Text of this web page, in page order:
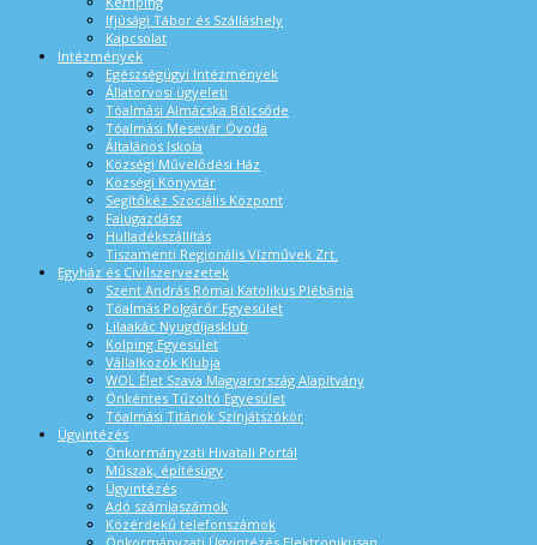
Ifjúsági Tábor és Szálláshely
Kapcsolat
Intézmények
Egészségügyi Intézmények
Állatorvosi ügyeleti
Tóalmási Almácska Bölcsőde
Tóalmási Mesevár Óvoda
Általános Iskola
Községi Művelődési Ház
Községi Könyvtár
Segítőkéz Szociális Központ
Falugazdász
Hulladékszállítás
Tiszamenti Regionális Vízművek Zrt.
Egyház és Civilszervezetek
Szent András Római Katolikus Plébánia
Tóalmás Polgárőr Egyesület
Lilaakác Nyugdíjasklub
Kolping Egyesület
Vállalkozók Klubja
WOL Élet Szava Magyarország Alapítvány
Önkéntes Tűzoltó Egyesület
Tóalmási Titánok Színjátszókör
Ügyintézés
Önkormányzati Hivatali Portál
Műszak, építésügy
Ügyintézés
Adó számlaszámok
Közérdekű telefonszámok